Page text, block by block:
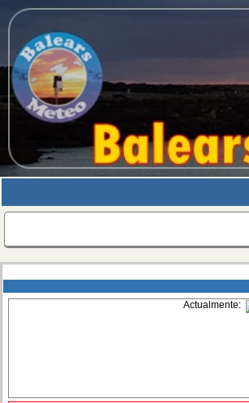
Actualmente: